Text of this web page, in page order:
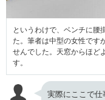
というわけで、ベンチに腰
た。筆者は中型の女性です
せんでした。天窓からほど
す。
実際にここで仕